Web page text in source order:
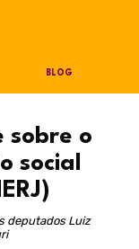
BLOG
sobre o
social
deputados Luiz